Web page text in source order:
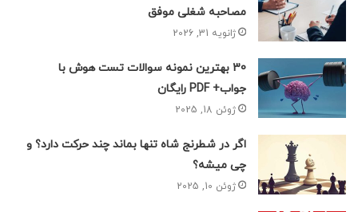
مصاحبه شغلی موفق
ژانویه 31, 2026
30 بهترین نمونه سوالات تست هوش با
جواب+ PDF رایگان
ژوئن 18, 2025
اگر در شطرنج شاه تنها بماند چند حرکت دارد؟ و
چی میشه؟
ژوئن 10, 2025